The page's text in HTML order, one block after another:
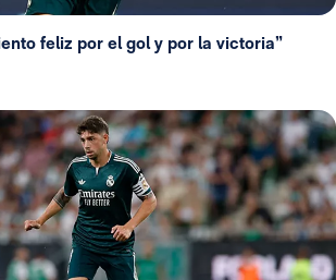
feliz por el gol y por la victoria”